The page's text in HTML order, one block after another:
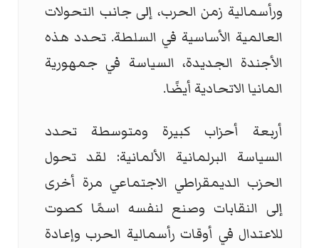
ورأسمالية زمن الحرب، إلى جانب التحولات
العالمية الأساسية في السلطة. تحدد هذه
الأجندة الجديدة، السياسة في جمهورية
المانيا الاتحادية أيضًا.
أربعة أحزاب كبيرة ومتوسطة تحدد
السياسة البرلمانية الألمانية: لقد تحول
الحزب الديمقراطي الاجتماعي مرة أخرى
إلى النقابات وصنع لنفسه اسمًا كصوت
للاعتدال في أوقات رأسمالية الحرب وإعادة